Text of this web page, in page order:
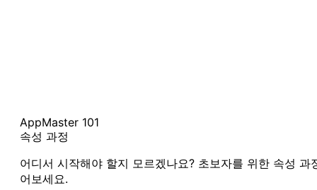
AppMaster 101
속성 과정
어디서 시작해야 할지 모르겠나요? 초보자를 위한 속성 과
어보세요.